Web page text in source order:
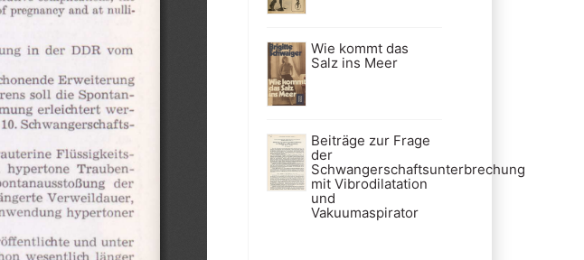
Wie kommt das
Salz ins Meer
Beiträge zur Frage
der
Schwangerschaftsunterbrechung
mit Vibrodilatation
und
Vakuumaspirator